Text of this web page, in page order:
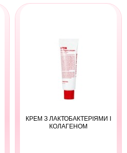
КРЕМ З ЛАКТОБАКТЕРІЯМИ І
КОЛАГЕНОМ